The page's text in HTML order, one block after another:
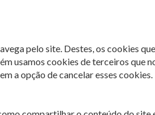
pelo site. Destes, os cookies
usamos cookies de terceiros que
a opção de cancelar esses